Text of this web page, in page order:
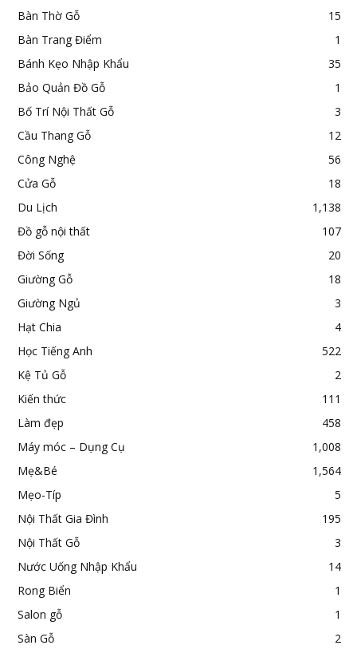
Bàn Thờ Gỗ
15
Bàn Trang Điểm
1
Bánh Kẹo Nhập Khẩu
35
Bảo Quản Đồ Gỗ
1
Bố Trí Nội Thất Gỗ
3
Cầu Thang Gỗ
12
Công Nghệ
56
Cửa Gỗ
18
Du Lịch
1,138
Đồ gỗ nội thất
107
Đời Sống
20
Giường Gỗ
18
Giường Ngủ
3
Hạt Chia
4
Học Tiếng Anh
522
Kệ Tủ Gỗ
2
Kiến thức
111
Làm đẹp
458
Máy móc – Dụng Cụ
1,008
Mẹ&Bé
1,564
Mẹo-Típ
5
Nội Thất Gia Đình
195
Nội Thất Gỗ
3
Nước Uống Nhập Khẩu
14
Rong Biển
1
Salon gỗ
1
Sàn Gỗ
2